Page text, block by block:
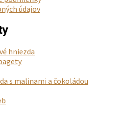
údajov
hniezda
s malinami a čokoládou